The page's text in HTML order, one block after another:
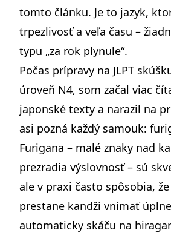
tomto článku. Je to jazyk,
trpezlivosť a veľa času –
typu „za rok plynule“.
Počas prípravy na JLPT
úroveň N4, som začal viac
japonské texty a narazil na
asi pozná každý samouk:
Furigana – malé znaky nad
prezradia výslovnosť – sú
ale v praxi často spôsobia,
prestane kandži vnímať
automaticky skáču na